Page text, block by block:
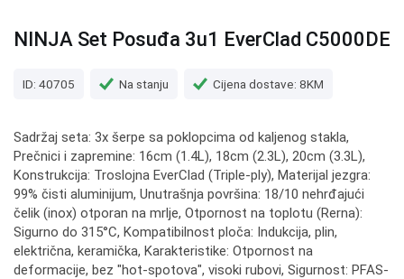
NINJA Set Posuđa 3u1 EverClad C5000DE
ID: 40705 Na stanju Cijena dostave: 8KM
Sadržaj seta: 3x šerpe sa poklopcima od kaljenog stakla,
Prečnici i zapremine: 16cm (1.4L), 18cm (2.3L), 20cm (3.3L),
Konstrukcija: Troslojna EverClad (Triple-ply), Materijal jezgra:
99% čisti aluminijum, Unutrašnja površina: 18/10 nehrđajući
čelik (inox) otporan na mrlje, Otpornost na toplotu (Rerna):
Sigurno do 315°C, Kompatibilnost ploča: Indukcija, plin,
električna, keramička, Karakteristike: Otpornost na
deformacije, bez "hot-spotova", visoki rubovi, Sigurnost: PFAS-